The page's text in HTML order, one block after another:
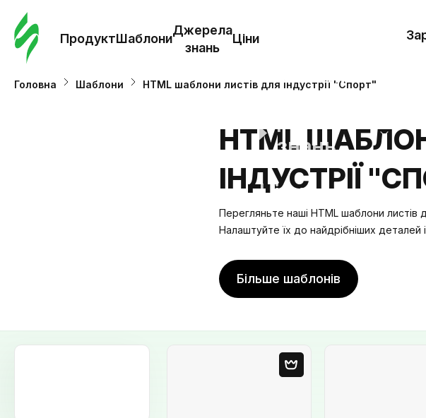
ПродуктШаблони
Джерела
знань
Ціни
Шаблони
знань
Ціни
Головна Шаблони HTML шаблони листів для індустрії "Спорт"
HTML
ІНДУСТРІЇ
Перегляньте наші HTML шаблони листів
Налаштуйте їх до найдрібніших деталей
Більше шаблонів